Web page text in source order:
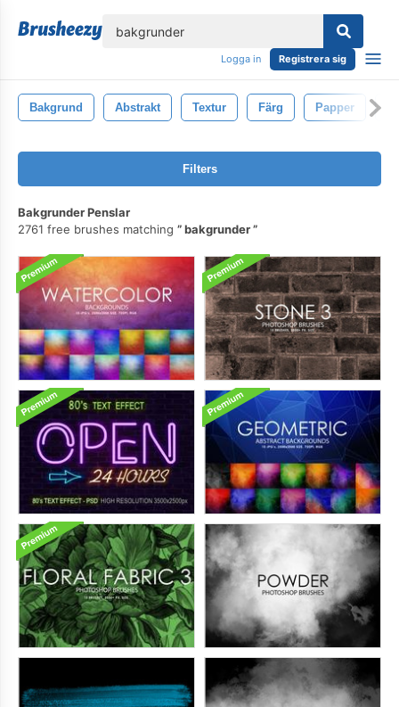
Logga in Registrera sig
Bakgrund Abstrakt Textur Färg Papper
Filters
Bakgrunder Penslar
2761 free brushes matching
bakgrunder